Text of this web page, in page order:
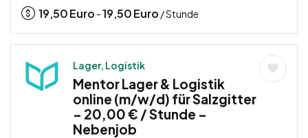
19,50Euro -19,50Euro / Stunde
Lager, Logistik
Mentor Lager & Logistik
online (m/w/d) für Salzgitter
– 20,00 € / Stunde –
Nebenjob